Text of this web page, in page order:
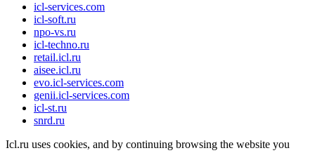
icl-services.com
icl-soft.ru
npo-vs.ru
icl-techno.ru
retail.icl.ru
aisee.icl.ru
evo.icl-services.com
genii.icl-services.com
icl-st.ru
snrd.ru
Icl.ru uses cookies, and by continuing browsing the website you